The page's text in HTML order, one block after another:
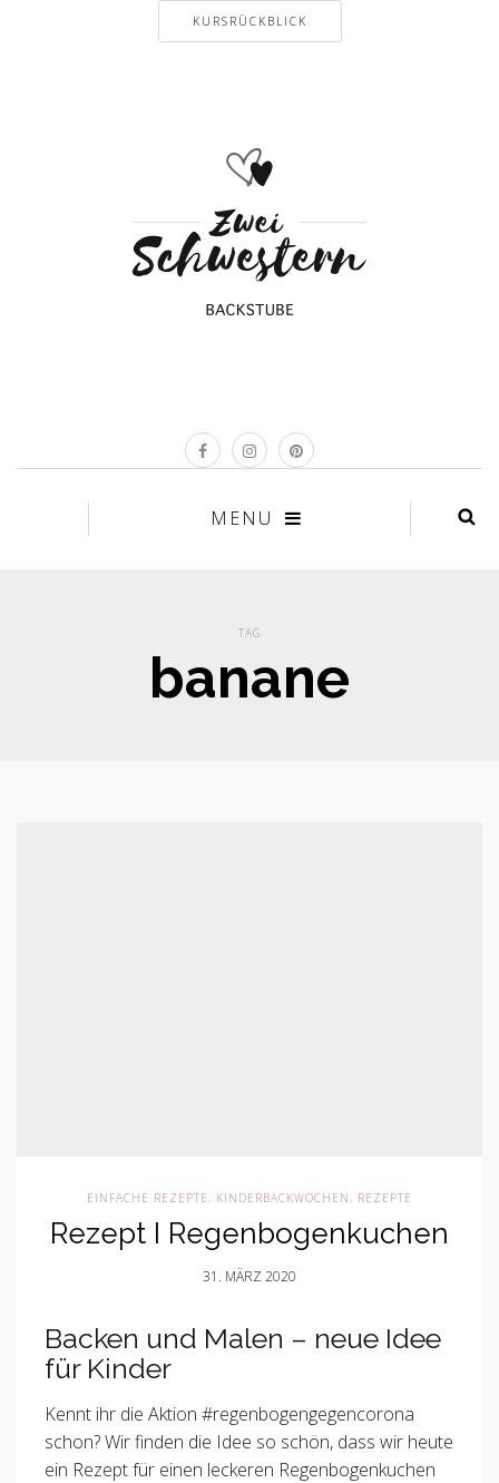
KURSRÜCKBLICK
MENU
TAG
banane
EINFACHE REZEPTE, KINDERBACKWOCHEN, REZEPTE
Rezept I Regenbogenkuchen
31. MÄRZ 2020
Backen und Malen – neue Idee
für Kinder
Kennt ihr die Aktion #regenbogengegencorona
schon? Wir finden die Idee so schön, dass wir heute
ein Rezept für einen leckeren Regenbogenkuchen